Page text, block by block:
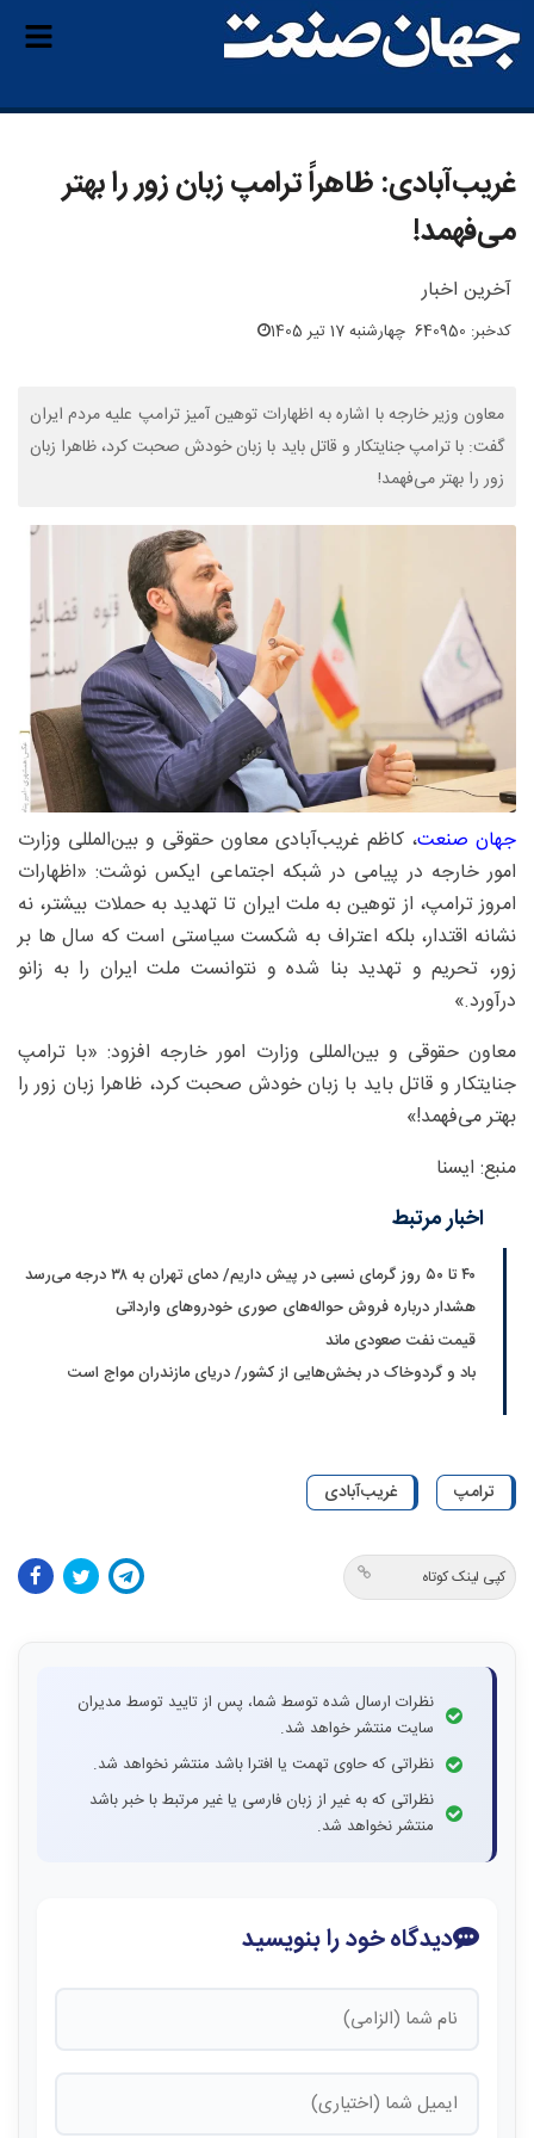
غریب‌آبادی: ظاهراً ترامپ زبان زور را بهتر
می‌فهمد!
آخرین اخبار
کدخبر: 640950 چهارشنبه 17 تیر 1405
معاون وزیر خارجه با اشاره به اظهارات توهین آمیز ترامپ علیه مردم ایران
گفت: با ترامپ جنایتکار و قاتل باید با زبان خودش صحبت کرد، ظاهرا زبان
زور را بهتر می‌فهمد!
جهان صنعت، کاظم غریب‌آبادی معاون حقوقی و بین‌المللی وزارت
امور خارجه در پیامی در شبکه اجتماعی ایکس نوشت: «اظهارات
امروز ترامپ، از توهین به ملت ایران تا تهدید به حملات بیشتر، نه
نشانه اقتدار، بلکه اعتراف به شکست سیاستی است که سال ها بر
زور، تحریم و تهدید بنا شده و نتوانست ملت ایران را به زانو
درآورد.»
معاون حقوقی و بین‌المللی وزارت امور خارجه افزود: «با ترامپ
جنایتکار و قاتل باید با زبان خودش صحبت کرد، ظاهرا زبان زور را
بهتر می‌فهمد!»
منبع: ایسنا
اخبار مرتبط
۴۰ تا ۵۰ روز گرمای نسبی در پیش داریم/ دمای تهران به ۳۸ درجه می‌رسد
هشدار درباره فروش حواله‌های صوری خودروهای وارداتی
قیمت نفت صعودی ماند
باد و گردوخاک در بخش‌هایی از کشور/ دریای مازندران مواج است
ترامپ غریب‌آبادی
کپی لینک کوتاه
نظرات ارسال شده توسط شما، پس از تایید توسط مدیران
سایت منتشر خواهد شد.
نظراتی که حاوی تهمت یا افترا باشد منتشر نخواهد شد.
نظراتی که به غیر از زبان فارسی یا غیر مرتبط با خبر باشد
منتشر نخواهد شد.
دیدگاه خود را بنویسید